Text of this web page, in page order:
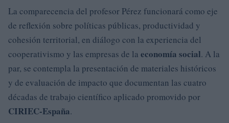
La comparecencia del profesor Pérez funcionará como eje
de reflexión sobre políticas públicas, productividad y
cohesión territorial, en diálogo con la experiencia del
cooperativismo y las empresas de la economía social. A la
par, se contempla la presentación de materiales históricos
y de evaluación de impacto que documentan las cuatro
décadas de trabajo científico aplicado promovido por
CIRIEC-España.